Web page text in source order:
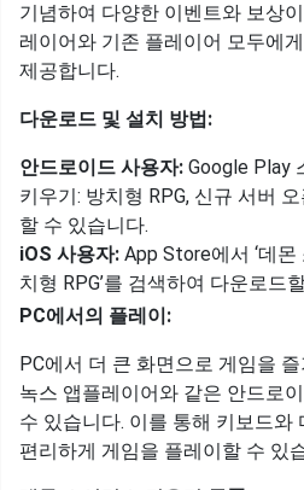
기념하여 다양한 이벤트와 보상
레이어와 기존 플레이어 모두에
제공합니다.
다운로드 및 설치 방법:
안드로이드 사용자: Google Play
키우기: 방치형 RPG, 신규 서버
할 수 있습니다.
iOS 사용자: App Store에서 ‘데
치형 RPG’를 검색하여 다운로드
PC에서의 플레이:
PC에서 더 큰 화면으로 게임을
녹스 앱플레이어와 같은 안드로
수 있습니다. 이를 통해 키보드와
편리하게 게임을 플레이할 수 있